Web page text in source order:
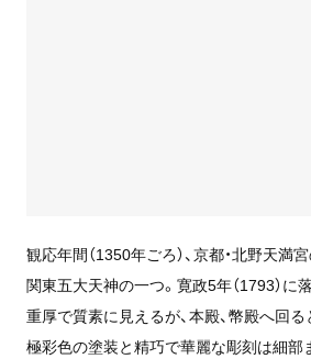
観応年間（1350年ごろ）、京都・北野天満
関東五大天神の一つ。寛政5年（1793）に
重厚で質素に見えるが、本殿、幣殿へ回る
極彩色の塗装と精巧で華麗な彫刻は細部